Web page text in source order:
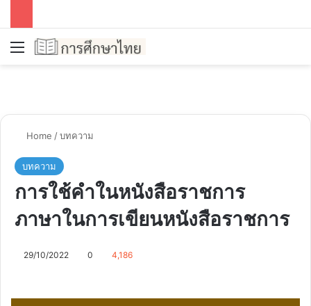
Menu
Home /บทความ
บทความ
การใช้คำในหนังสือราชการ
ภาษาในการเขียนหนังสือราชการ
29/10/2022 0 4,186